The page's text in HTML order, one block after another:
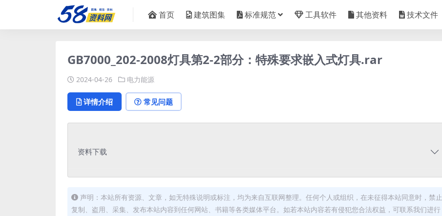
首页 建筑图集 标准规范 工具软件 其他资料 技术文件
GB7000_202-2008灯具第2-2部分：特殊要求嵌入式灯具.rar
2024-04-26 电力能源
详情介绍 常见问题
资料下载
声明：本站所有资源、文章，如无特殊说明或标注，均为来自互联网整理。任何个人或组织，在未征得本站同意时，禁止
复制、盗用、采集、发布本站内容到任何网站、书籍等各类媒体平台。如若本站内容若有侵犯您合法权益，可联系我们进行